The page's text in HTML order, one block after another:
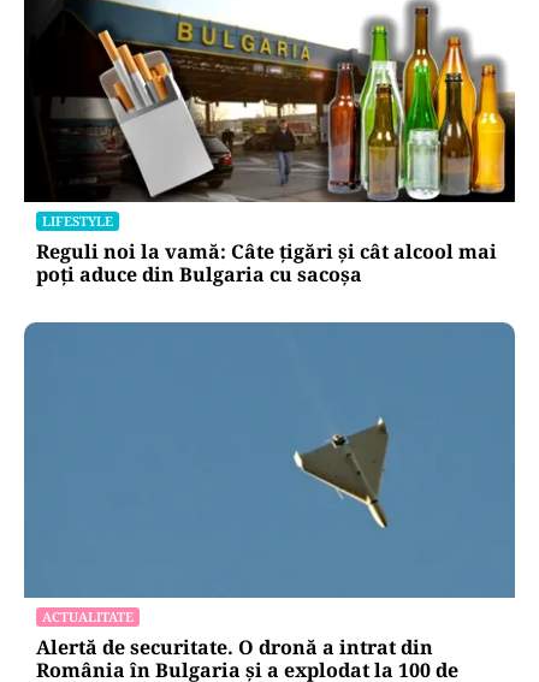
LIFESTYLE
Reguli noi la vamă: Câte țigări și cât alcool mai
poți aduce din Bulgaria cu sacoșa
ACTUALITATE
Alertă de securitate. O dronă a intrat din
România în Bulgaria şi a explodat la 100 de